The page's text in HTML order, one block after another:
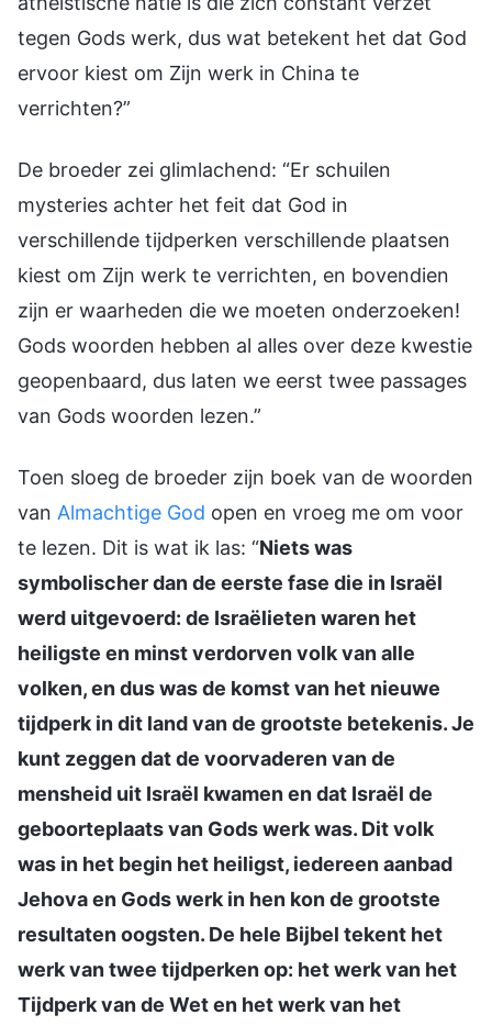
tegen Gods werk, dus wat betekent het dat God
ervoor kiest om Zijn werk in China te
verrichten?”
De broeder zei glimlachend: “Er schuilen
mysteries achter het feit dat God in
verschillende tijdperken verschillende plaatsen
kiest om Zijn werk te verrichten, en bovendien
zijn er waarheden die we moeten onderzoeken!
Gods woorden hebben al alles over deze kwestie
geopenbaard, dus laten we eerst twee passages
van Gods woorden lezen.”
Toen sloeg de broeder zijn boek van de woorden
van Almachtige God open en vroeg me om voor
te lezen. Dit is wat ik las: “Niets was
symbolischer dan de eerste fase die in Israël
werd uitgevoerd: de Israëlieten waren het
heiligste en minst verdorven volk van alle
volken, en dus was de komst van het nieuwe
tijdperk in dit land van de grootste betekenis. Je
kunt zeggen dat de voorvaderen van de
mensheid uit Israël kwamen en dat Israël de
geboorteplaats van Gods werk was. Dit volk
was in het begin het heiligst, iedereen aanbad
Jehova en Gods werk in hen kon de grootste
resultaten oogsten. De hele Bijbel tekent het
werk van twee tijdperken op: het werk van het
Tijdperk van de Wet en het werk van het